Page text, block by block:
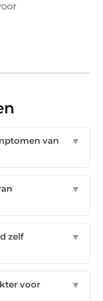
van
▼
▼
zelf
▼
voor
▼